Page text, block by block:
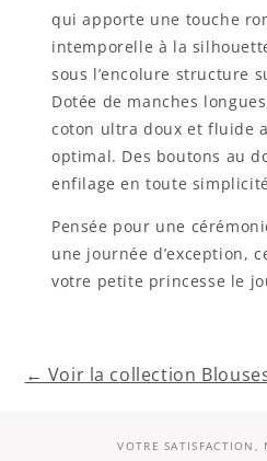
qui apporte une touche
intemporelle à la
sous l’encolure structure
Dotée de manches
coton ultra doux et fluide
optimal. Des boutons au
enfilage en toute
Pensée pour une
une journée d’exception,
votre petite princesse le
← Voir la collection
VOTRE SATISFACTION,